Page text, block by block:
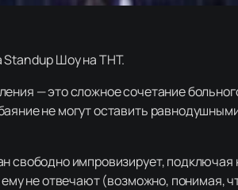
Standup Шоу на ТНТ.
— это сложное сочетание
не могут оставить равнодушными
импровизирует, подключая
не отвечают (возможно, понимая,